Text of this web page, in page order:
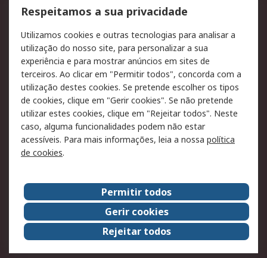
Formas de entrega
Qualidade e ambiente
Pagamento e
faturação
Legal
Aviso legal
Política de cookies
Política de privacidade
- Atualizada
Segurança de emails
Condições de venda
Sobre a RS
A RS no mundo
RS Group
Sobre a RS
Trabalhar na RS
ESG
Respeitamos a sua privacidade
Utilizamos cookies e outras tecnologias para analisar a
utilização do nosso site, para personalizar a sua
experiência e para mostrar anúncios em sites de
terceiros. Ao clicar em "Permitir todos", concorda com a
utilização destes cookies. Se pretende escolher os tipos
de cookies, clique em "Gerir cookies". Se não pretende
utilizar estes cookies, clique em "Rejeitar todos". Neste
caso, alguma funcionalidades podem não estar
acessíveis. Para mais informações, leia a nossa política
de cookies.
Permitir todos
Gerir cookies
Rejeitar todos